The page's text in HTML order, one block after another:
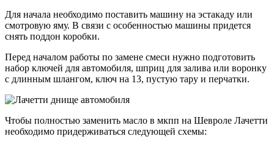
Для начала необходимо поставить машину на эстакаду или
смотровую яму. В связи с особенностью машины придется
снять поддон коробки.
Перед началом работы по замене смеси нужно подготовить
набор ключей для автомобиля, шприц для залива или воронку
с длинным шлангом, ключ на 13, пустую тару и перчатки.
Чтобы полностью заменить масло в мкпп на Шевроле Лачетти
необходимо придерживаться следующей схемы: